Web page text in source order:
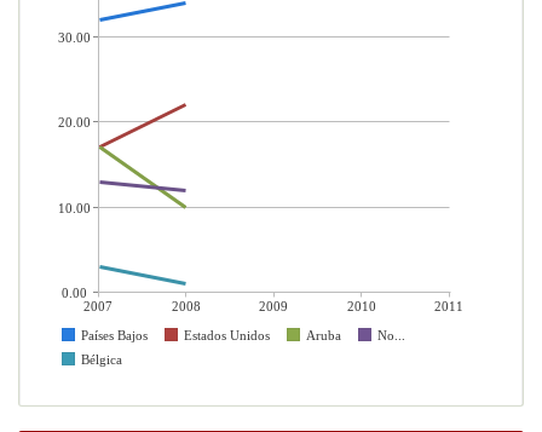
2007 2008 2009 2010
2011
Países Bajos
Estados Unidos Aruba
No...
Bélgica
30.00
20.00
10.00
0.00